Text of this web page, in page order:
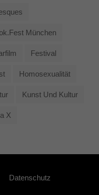
München
Festival
Homosexualität
Kunst Und Kultur
X
Datenschutz